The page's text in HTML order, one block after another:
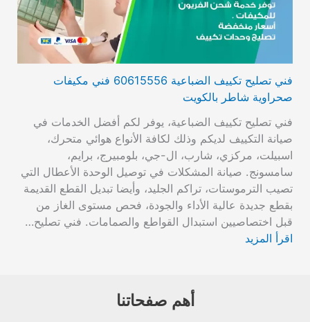
فني تصليح تكييف الضباعية 60615556 فني مكيفات
صحراوية شاطر بالكويت
فني تصليح تكييف الضباعية، يوفر لكم أفضل الخدمات في
صيانة التكييف لديكم وذلك لكافة الأنواع هوائي متحرك،
اسبيلت، مركزي، شارب، ال-جي، بلومبيرج، برايم،
سامسونج. صيانة المشكلات في توصيل الوحدة الأعطال التي
تصيب الترموستات، تراكم الجليد، وأيضا تبديل القطع القديمة
بقطع جديدة عالية الأداء والجودة، فحص مستوى الغاز من
قبل اختصاصيين استبدال القواطع والصمامات. فني تصليح…
اقرأ المزيد
أهم صفحاتنا